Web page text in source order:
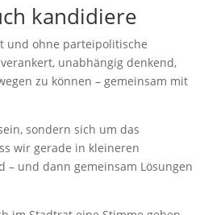
kandidiere
und ohne parteipolitische
unabhängig denkend,
zu können – gemeinsam mit
sondern sich um das
wir gerade in kleineren
und dann gemeinsam Lösungen